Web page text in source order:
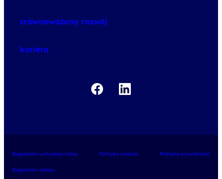
zrównoważony rozwój
kariera
Regulamin wirtualnej klasy Polityka cookies Polityka prywatności
Regulamin sklepu